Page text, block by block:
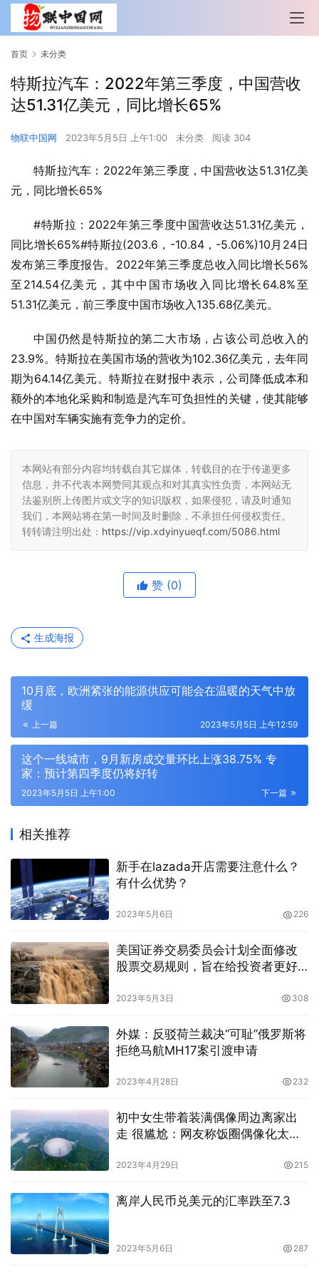
首页 未分类
特斯拉汽车：2022年第三季度，中国营收
达51.31亿美元，同比增长65%
物联中国网 2023年5月5日 上午1:00 未分类 阅读 304
特斯拉汽车：2022年第三季度，中国营收达51.31亿美
元，同比增长65%
#特斯拉：2022年第三季度中国营收达51.31亿美元，
同比增长65%#特斯拉(203.6，-10.84，-5.06%)10月24日
发布第三季度报告。2022年第三季度总收入同比增长56%
至214.54亿美元，其中中国市场收入同比增长64.8%至
51.31亿美元，前三季度中国市场收入135.68亿美元。
中国仍然是特斯拉的第二大市场，占该公司总收入的
23.9%。特斯拉在美国市场的营收为102.36亿美元，去年同
期为64.14亿美元。特斯拉在财报中表示，公司降低成本和
额外的本地化采购和制造是汽车可负担性的关键，使其能够
在中国对车辆实施有竞争力的定价。
本网站有部分内容均转载自其它媒体，转载目的在于传递更多
信息，并不代表本网赞同其观点和对其真实性负责，本网站无
法鉴别所上传图片或文字的知识版权，如果侵犯，请及时通知
我们，本网站将在第一时间及时删除，不承担任何侵权责任。
转转请注明出处： https://vip.xdyinyueqf.com/5086.html
赞 (0)
生成海报
10月底，欧洲紧张的能源供应可能会在温暖的天气中放
缓
上一篇 2023年5月5日 上午12:59
这个一线城市，9月新房成交量环比上涨38.75% 专
家：预计第四季度仍将好转
下一篇
2023年5月5日 上午1:00
相关推荐
新手在lazada开店需要注意什么？
有什么优势？
2023年5月6日 226
美国证券交易委员会计划全面修改
股票交易规则，旨在给投资者更好
2023年5月3日 308
外媒：反驳荷兰裁决“可耻”俄罗斯将
拒绝马航MH17案引渡申请
2023年4月28日 232
初中女生带着装满偶像周边离家出
走 很尴尬：网友称饭圈偶像化太可
2023年4月29日 215
离岸人民币兑美元的汇率跌至7.3
2023年5月6日 287